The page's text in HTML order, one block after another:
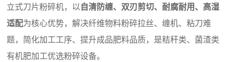
立式刀片粉碎机，以自清防缠、双刃剪切、耐腐耐用、高湿
适配为核心优势，解决纤维物料粉碎拉丝、缠机、粘刀难
题，简化加工工序、提升成品肥料品质，是秸秆类、菌渣类
有机肥加工优选粉碎设备。